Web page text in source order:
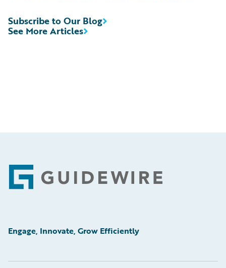
See More Articles
Subscribe to Our Blog
Footer
Engage, Innovate, Grow Efficiently